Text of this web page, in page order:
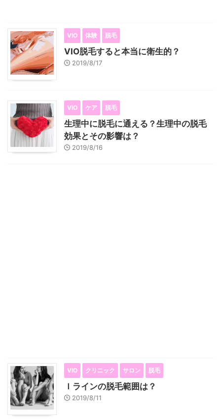
VIO 体験 脱毛
VIO脱毛すると本当に衛生的？
2019/8/17
VIO ケア 脱毛
生理中に脱毛に通える？生理中の脱毛
効果とその影響は？
2019/8/16
VIO クリニック サロン 脱毛
Ｉラインの脱毛範囲は？
2019/8/11